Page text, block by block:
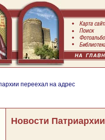
переехал на адрес
Новости Патриархии